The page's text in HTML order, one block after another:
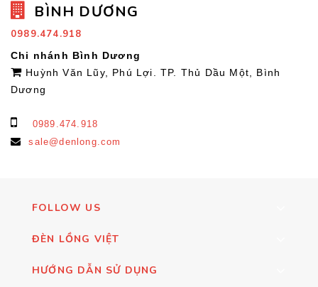
BÌNH DƯƠNG
0989.474.918
Chi nhánh Bình Dương
Huỳnh Văn Lũy, Phú Lợi. TP. Thủ Dầu Một, Bình
Dương
0989.474.918
sale@denlong.com
FOLLOW US
ĐÈN LỒNG VIỆT
HƯỚNG DẪN SỬ DỤNG